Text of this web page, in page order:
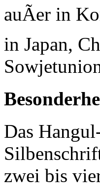
auÃer in
in Japan,
Das
zwei bis